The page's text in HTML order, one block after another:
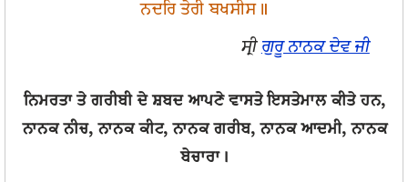
ਨਦਰਿ ਤੇਰੀ ਬਖਸੀਸ॥
ਸ੍ਰੀ ਗੁਰੂ ਨਾਨਕ ਦੇਵ ਜੀ
ਨਿਮਰਤਾ ਤੇ ਗਰੀਬੀ ਦੇ ਸ਼ਬਦ ਆਪਣੇ ਵਾਸਤੇ ਇਸਤੇਮਾਲ ਕੀਤੇ ਹਨ,
ਨਾਨਕ ਨੀਚ, ਨਾਨਕ ਕੀਟ, ਨਾਨਕ ਗਰੀਬ, ਨਾਨਕ ਆਦਮੀ, ਨਾਨਕ
ਬੇਚਾਰਾ।